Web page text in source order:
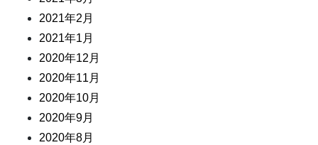
2021年2月
2021年1月
2020年12月
2020年11月
2020年10月
2020年9月
2020年8月